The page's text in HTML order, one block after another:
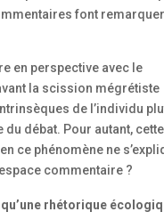
font
en perspective avec le
la scission mégrétiste
de l’individu
débat. Pour autant, cette
ce phénomène ne
commentaire ?
rhétorique